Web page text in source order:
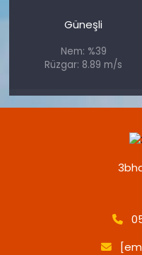
Güneşli
Nem: %39
Rüzgar: 8.89 m/s